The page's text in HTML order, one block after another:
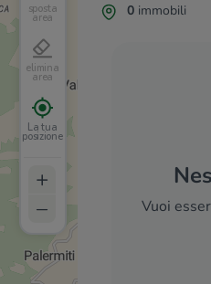
0immobili
Vuoi
sposta
area
elimina
area
La tua
posizione
+
–